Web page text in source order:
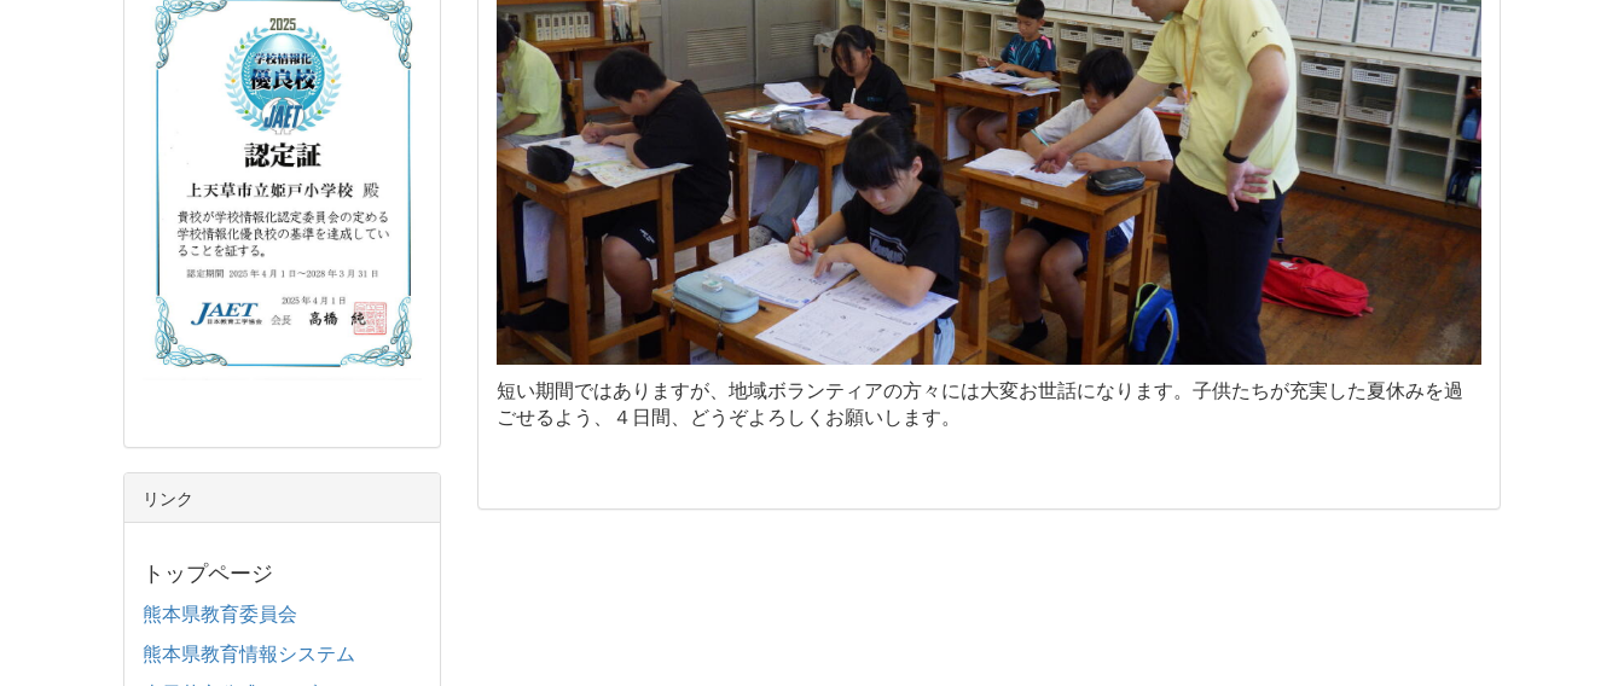
短い期間ではありますが、地域ボランティアの方々には大変お世話になります。子供たちが充実した夏休みを過
ごせるよう、４日間、どうぞよろしくお願いします。
リンク
トップページ
熊本県教育委員会
熊本県教育情報システム